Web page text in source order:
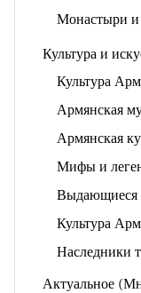
Монастыри
Культура и
Культура
Армянская
Армянская
Мифы и
Выдающиеся
Культура
Наследники
Актуальное